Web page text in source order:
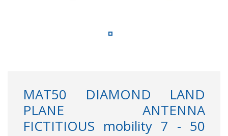
MAT50 DIAMOND LAND
PLANE ANTENNA
FICTITIOUS mobility 7 - 50